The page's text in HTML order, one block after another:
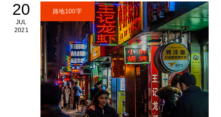
20
JUL
2021
路地100字